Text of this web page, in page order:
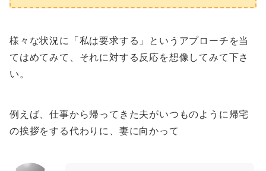
様々な状況に「私は要求する」というアプローチを当
てはめてみて、それに対する反応を想像してみて下さ
い。
例えば、仕事から帰ってきた夫がいつものように帰宅
の挨拶をする代わりに、妻に向かって